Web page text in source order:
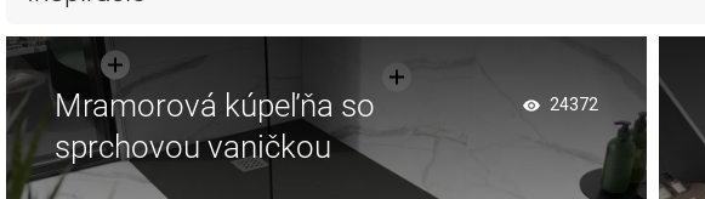
Mramorová kúpeľňa so
sprchovou vaničkou
24372